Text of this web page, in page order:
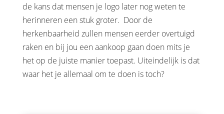
de kans dat mensen je logo later nog weten te
herinneren een stuk groter. Door de
herkenbaarheid zullen mensen eerder overtuigd
raken en bij jou een aankoop gaan doen mits je
het op de juiste manier toepast. Uiteindelijk is dat
waar het je allemaal om te doen is toch?